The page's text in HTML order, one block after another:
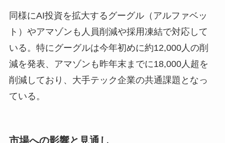
同様にAI投資を拡大するグーグル（アルファベッ
ト）やアマゾンも人員削減や採用凍結で対応して
いる。特にグーグルは今年初めに約12,000人の削
減を発表、アマゾンも昨年末までに18,000人超を
削減しており、大手テック企業の共通課題となっ
ている。
市場への影響と見通し